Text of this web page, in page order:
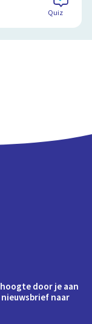
Quiz
door je aan
naar